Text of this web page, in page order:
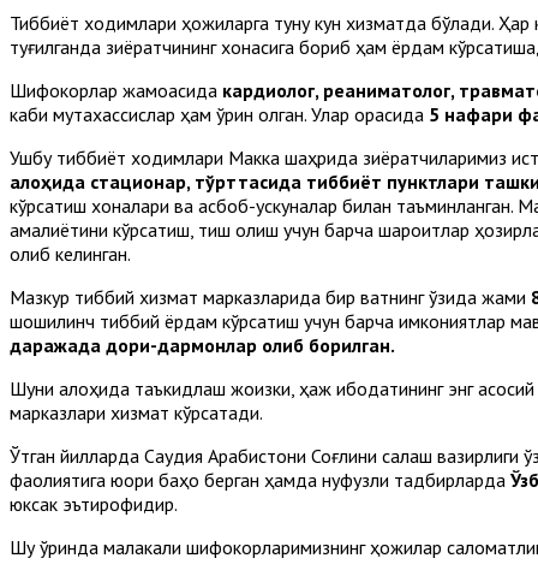
Тиббиёт ходимлари ҳожиларга туну кун хизматда бўлади.
туғилганда зиёратчининг хонасига бориб ҳам ёрдам
Шифокорлар жамоасида кардиолог, реаниматолог,
каби мутахассислар ҳам ўрин олган. Улар орасида 5 нафари
Ушбу тиббиёт ходимлари Макка шаҳрида зиёратчиларимиз
алоҳида стационар, тўрттасида тиббиёт пунктлари
кўрсатиш хоналари ва асбоб-ускуналар билан таъминланган.
амалиётини кўрсатиш, тиш олиш учун барча шароитлар
олиб келинган.
Мазкур тиббий хизмат марказларида бир вақтнинг ўзида жами
шошилинч тиббий ёрдам кўрсатиш учун барча имкониятлар
даражада дори-дармонлар олиб борилган.
Шуни алоҳида таъкидлаш жоизки, ҳаж ибодатининг энг
марказлари хизмат кўрсатади.
Ўтган йилларда Саудия Арабистони Соғлиқни сақлаш
фаолиятига юқори баҳо берган ҳамда нуфузли тадбирларда
юксак эътирофидир.
Шу ўринда малакали шифокорларимизнинг ҳожилар